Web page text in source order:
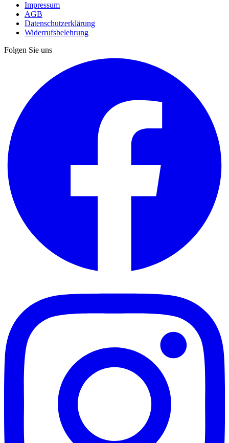
Impressum
AGB
Datenschutzerklärung
Widerrufsbelehrung
Folgen Sie uns